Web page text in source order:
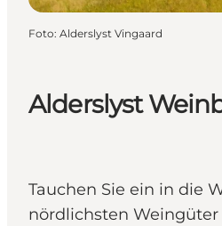
Alderslyst
Tauchen Sie ein in die
nördlichsten
Foto: Alderslyst Vingaard